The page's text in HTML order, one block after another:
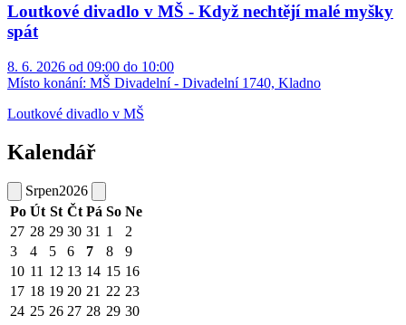
Loutkové divadlo v MŠ - Když nechtějí malé myšky
spát
8. 6. 2026 od 09:00 do 10:00
Místo konání: MŠ Divadelní - Divadelní 1740, Kladno
Loutkové divadlo v MŠ
Kalendář
Srpen2026
Po Út St Čt Pá So Ne
27 28 29 30 31 1
2
3
4 5 6 7 8
9
10 11 12 13 14 15 16
17 18 19 20 21 22 23
24 25 26 27 28 29 30